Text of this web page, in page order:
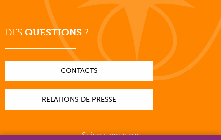
DES QUESTIONS ?
CONTACTS
RELATIONS DE PRESSE
Suivez-nous sur